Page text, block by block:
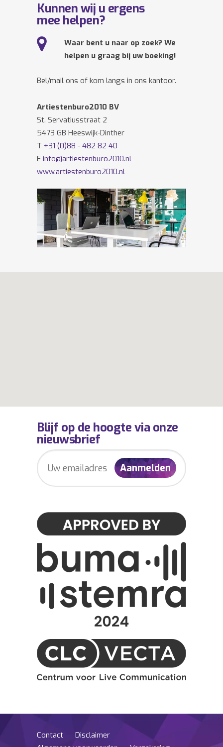
Kunnen wij u ergens
mee helpen?
Waar bent u naar op zoek? We
helpen u graag bij uw boeking!
Bel/mail ons of kom langs in ons kantoor.
Artiestenburo2010 BV
St. Servatiusstraat 2
5473 GB Heeswijk-Dinther
T +31 (0)88 - 482 82 40
E info@artiestenburo2010.nl
www.artiestenburo2010.nl
Volg ons ook opFacebookenTwitter
Blijf op de hoogte via onze
nieuwsbrief
Contact
Disclaimer